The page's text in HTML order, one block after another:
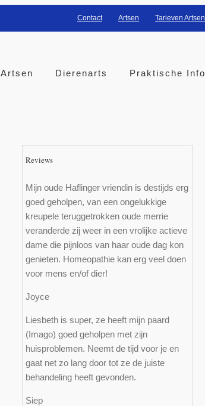
Contact Artsen Tarieven Artsen
Artsen Dierenarts Praktische Info
Reviews
Mijn oude Haflinger vriendin is destijds erg
goed geholpen, van een ongelukkige
kreupele teruggetrokken oude merrie
veranderde zij weer in een vrolijke actieve
dame die pijnloos van haar oude dag kon
genieten. Homeopathie kan erg veel doen
voor mens en/of dier!
Joyce
Liesbeth is super, ze heeft mijn paard
(Imago) goed geholpen met zijn
huisproblemen. Neemt de tijd voor je en
gaat net zo lang door tot ze de juiste
behandeling heeft gevonden.
Siep